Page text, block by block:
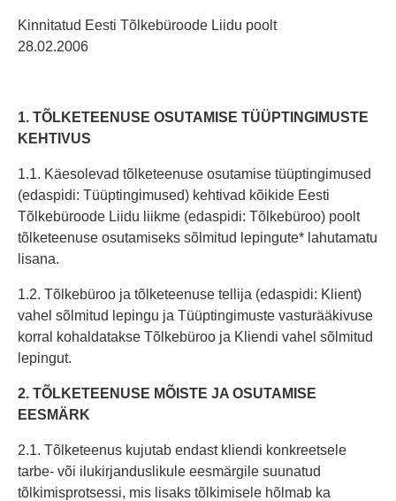
Kinnitatud Eesti Tõlkebüroode Liidu poolt
28.02.2006
1. TÕLKETEENUSE OSUTAMISE TÜÜPTINGIMUSTE
KEHTIVUS
1.1. Käesolevad tõlketeenuse osutamise tüüptingimused
(edaspidi: Tüüptingimused) kehtivad kõikide Eesti
Tõlkebüroode Liidu liikme (edaspidi: Tõlkebüroo) poolt
tõlketeenuse osutamiseks sõlmitud lepingute* lahutamatu
lisana.
1.2. Tõlkebüroo ja tõlketeenuse tellija (edaspidi: Klient)
vahel sõlmitud lepingu ja Tüüptingimuste vasturääkivuse
korral kohaldatakse Tõlkebüroo ja Kliendi vahel sõlmitud
lepingut.
2. TÕLKETEENUSE MÕISTE JA OSUTAMISE
EESMÄRK
2.1. Tõlketeenus kujutab endast kliendi konkreetsele
tarbe- või ilukirjanduslikule eesmärgile suunatud
tõlkimisprotsessi, mis lisaks tõlkimisele hõlmab ka